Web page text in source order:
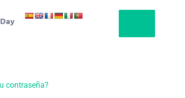
contraseña?